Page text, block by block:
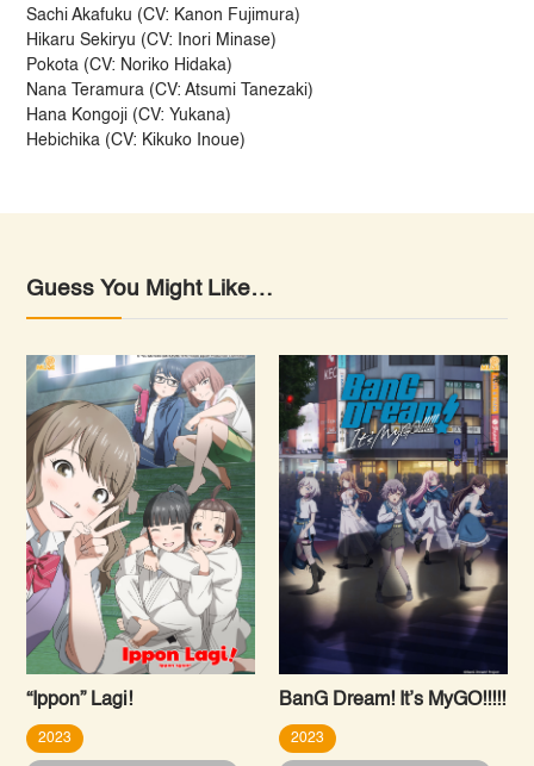
Sachi Akafuku (CV: Kanon Fujimura)
Hikaru Sekiryu (CV: Inori Minase)
Pokota (CV: Noriko Hidaka)
Nana Teramura (CV: Atsumi Tanezaki)
Hana Kongoji (CV: Yukana)
Hebichika (CV: Kikuko Inoue)
Guess You Might Like…
“Ippon” Lagi!
2023
BanG Dream! It’s MyGO!!!!!
2023